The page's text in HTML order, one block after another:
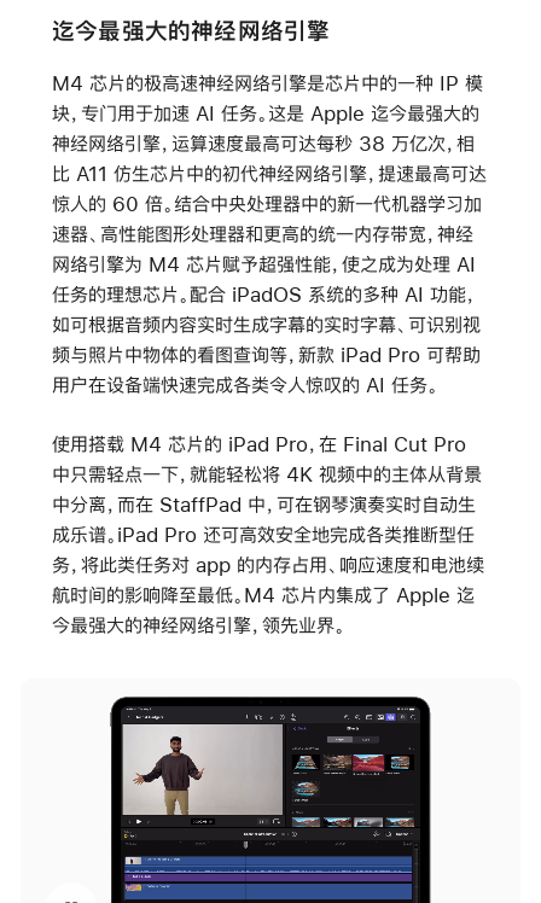
迄今最强大的神经网络引擎
M4 芯片的极高速神经网络引擎是芯片中的一种 IP 模
块，专门用于加速 AI 任务。这是 Apple 迄今最强大的
神经网络引擎，运算速度最高可达每秒 38 万亿次，相
比 A11 仿生芯片中的初代神经网络引擎，提速最高可达
惊人的 60 倍。结合中央处理器中的新一代机器学习加
速器、高性能图形处理器和更高的统一内存带宽，神经
网络引擎为 M4 芯片赋予超强性能，使之成为处理 AI
任务的理想芯片。配合 iPadOS 系统的多种 AI 功能，
如可根据音频内容实时生成字幕的实时字幕、可识别视
频与照片中物体的看图查询等，新款 iPad Pro 可帮助
用户在设备端快速完成各类令人惊叹的 AI 任务。
使用搭载 M4 芯片的 iPad Pro，在 Final Cut Pro
中只需轻点一下，就能轻松将 4K 视频中的主体从背景
中分离，而在 StaffPad 中，可在钢琴演奏实时自动生
成乐谱。iPad Pro 还可高效安全地完成各类推断型任
务，将此类任务对 app 的内存占用、响应速度和电池续
航时间的影响降至最低。M4 芯片内集成了 Apple 迄
今最强大的神经网络引擎，领先业界。